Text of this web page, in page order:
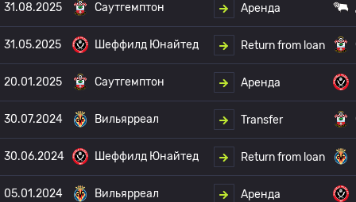
31.08.2025 Саутгемптон Аренда
31.05.2025 Шеффилд Юнайтед Return from loan
20.01.2025 Саутгемптон Аренда
30.07.2024 Вильярреал Transfer
30.06.2024 Шеффилд Юнайтед Return from loan
05.01.2024 Вильярреал Аренда